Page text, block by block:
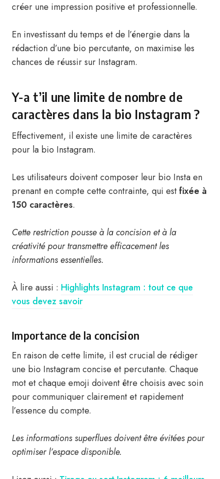
créer une impression positive et professionnelle.
En investissant du temps et de l’énergie dans la
rédaction d’une bio percutante, on maximise les
chances de réussir sur Instagram.
Y-a t’il une limite de nombre de
caractères dans la bio Instagram ?
Effectivement, il existe une limite de caractères
pour la bio Instagram.
Les utilisateurs doivent composer leur bio Insta en
prenant en compte cette contrainte, qui estfixée à
150 caractères.
Cette restriction pousse à la concision et à la
créativité pour transmettre efficacement les
informations essentielles.
À lire aussi : Highlights Instagram : tout ce que
vous devez savoir
Importance de la concision
En raison de cette limite, il est crucial de rédiger
une bio Instagram concise et percutante. Chaque
mot et chaque emoji doivent être choisis avec soin
pour communiquer clairement et rapidement
l’essence du compte.
Les informations superflues doivent être évitées pour
optimiser l’espace disponible.